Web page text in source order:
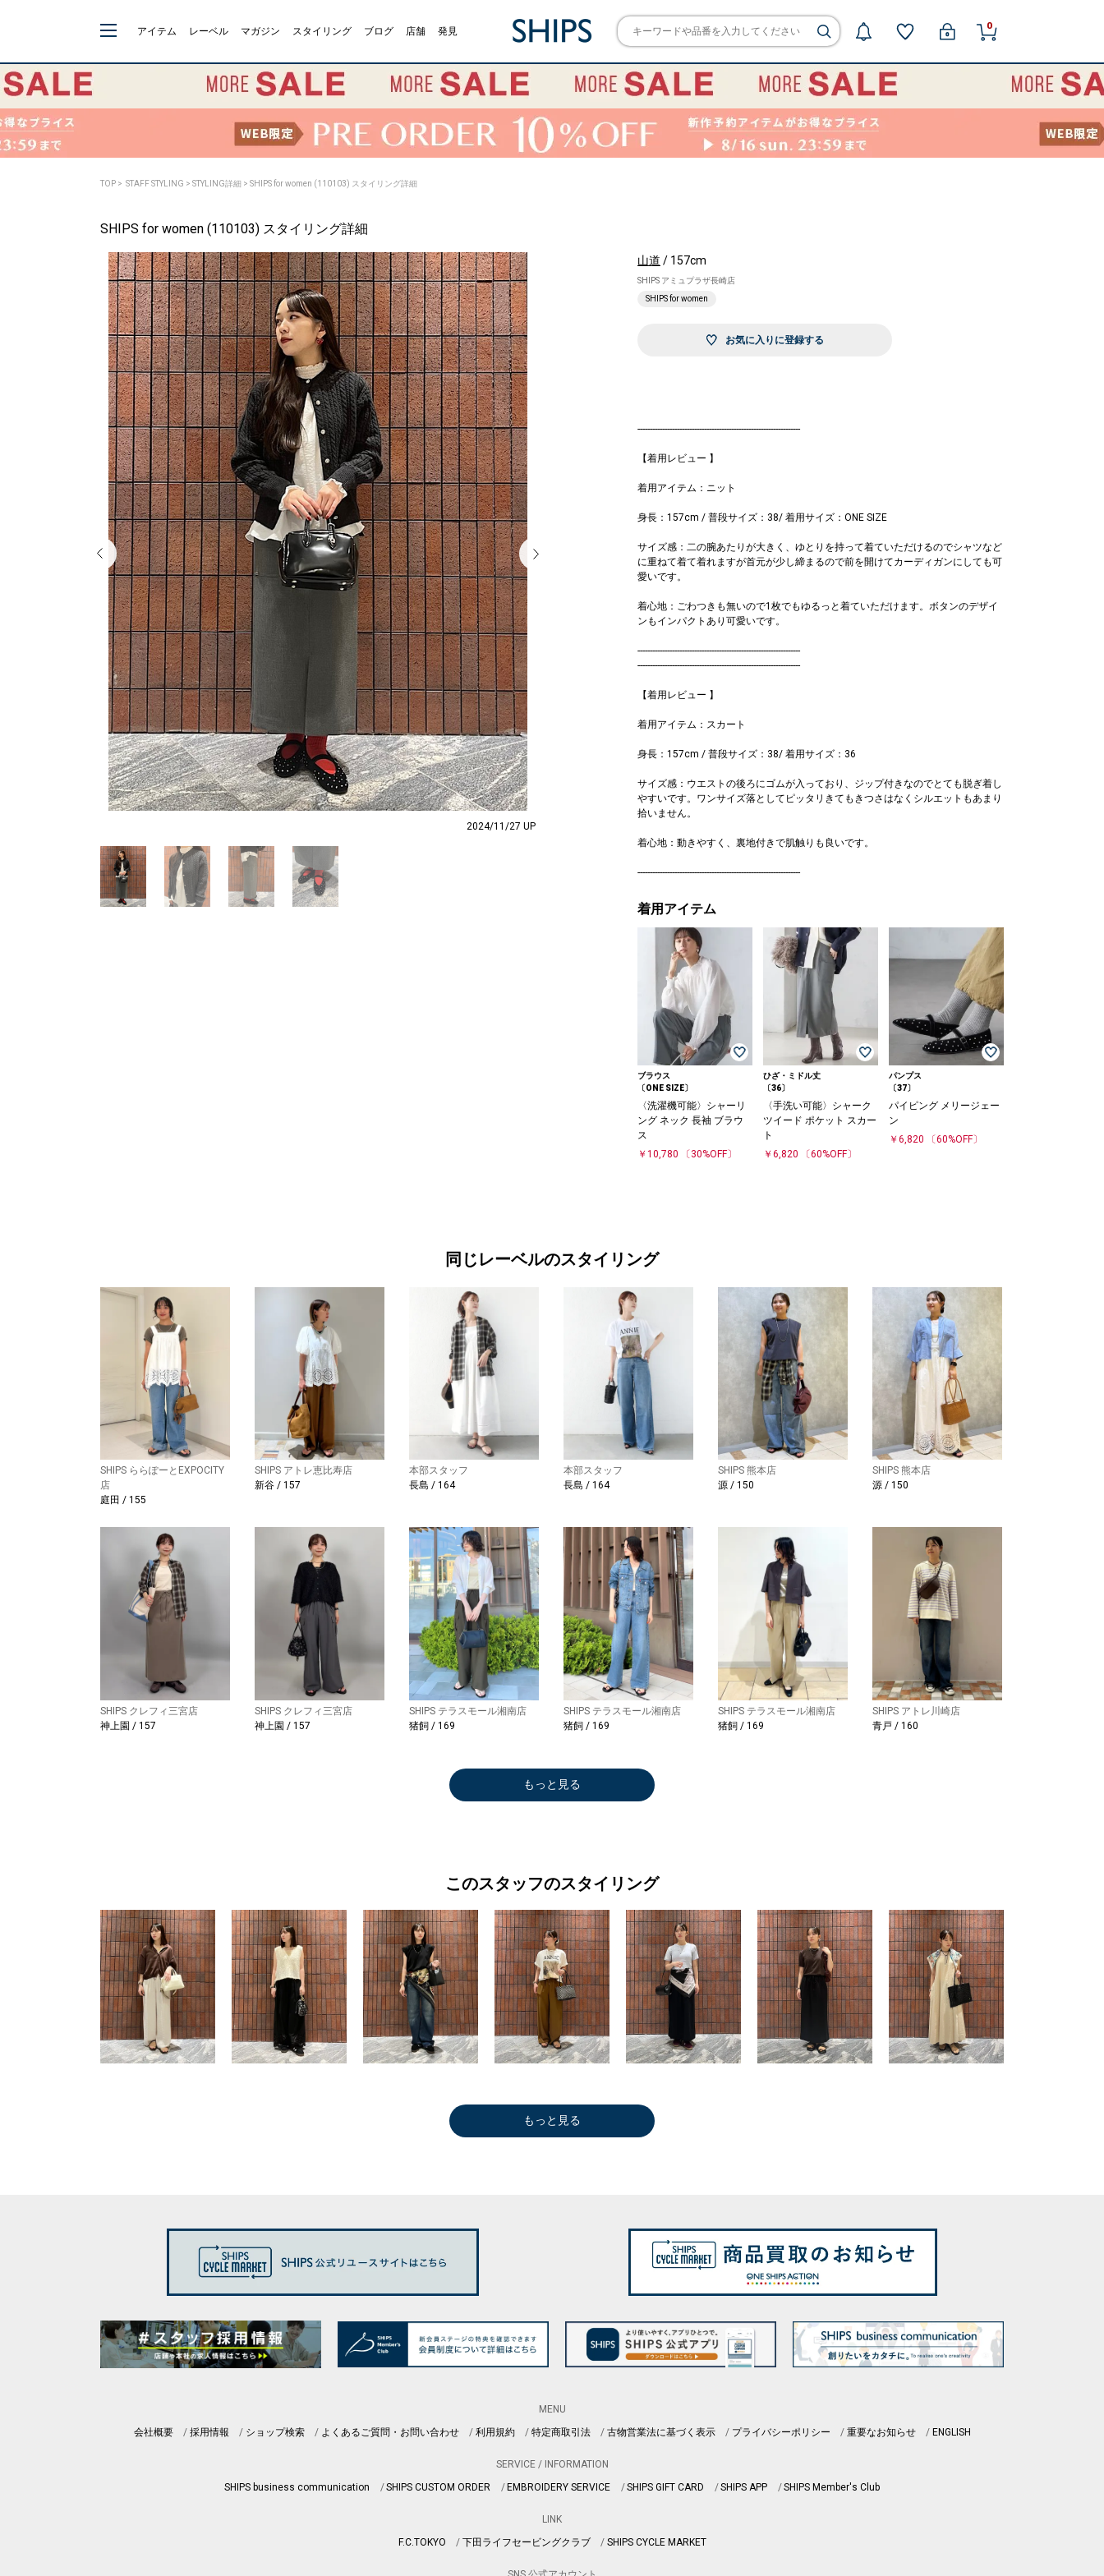
アイテム レーベル マガジン スタイリング ブログ 店舗 発見 0
TOP > STAFF STYLING > STYLING詳細 > SHIPS for women (110103) スタイリング詳細
SHIPS for women (110103) スタイリング詳細
2024/11/27 UP
山道 / 157cm
SHIPS アミュプラザ長崎店
SHIPS for women
お気に入りに登録する
------------------------------------------------------------------
【着用レビュー 】
着用アイテム：ニット
身長：157cm / 普段サイズ：38/ 着用サイズ：ONE SIZE
サイズ感：二の腕あたりが大きく、ゆとりを持って着ていただけるのでシャツなど
に重ねて着て着れますが首元が少し締まるので前を開けてカーディガンにしても可
愛いです。
着心地：ごわつきも無いので1枚でもゆるっと着ていただけます。ボタンのデザイ
ンもインパクトあり可愛いです。
------------------------------------------------------------------
------------------------------------------------------------------
【着用レビュー 】
着用アイテム：スカート
身長：157cm / 普段サイズ：38/ 着用サイズ：36
サイズ感：ウエストの後ろにゴムが入っており、ジップ付きなのでとても脱ぎ着し
すいです。ワンサイズ落としてピッタリきてもきつさはなくシルエットもあまり
拾いません。
着心地：動きやすく、裏地付きで肌触りも良いです。
------------------------------------------------------------------
着用アイテム
ブラウス
〔ONE SIZE〕
〈洗濯機可能〉シャーリ
ング ネック 長袖 ブラウ
ス
￥10,780
〔30%OFF〕
ひざ・ミドル丈
〔36〕
〈手洗い可能〉シャーク
ツイード ポケット スカー
ト
￥6,820
〔60%OFF〕
パンプス
〔37〕
パイピング メリージェー
ン
￥6,820
〔60%OFF〕
同じレーベルのスタイリング
SHIPS ららぽーとEXPOCITY
店
庭田 / 155
SHIPS アトレ恵比寿店
新谷 / 157
本部スタッフ
長島 / 164
本部スタッフ
長島 / 164
SHIPS 熊本店
源 / 150
SHIPS 熊本店
源 / 150
SHIPS クレフィ三宮店
神上園 / 157
SHIPS クレフィ三宮店
神上園 / 157
SHIPS テラスモール湘南店
猪飼 / 169
SHIPS テラスモール湘南店
猪飼 / 169
SHIPS テラスモール湘南店
猪飼 / 169
SHIPS アトレ川崎店
青戸 / 160
もっと見る
このスタッフのスタイリング
もっと見る
MENU
会社概要
採用情報 ショップ検索 よくあるご質問・お問い合わせ 利用規約 特定商取引法 古物営業法に基づく表示 プライバシーポリシー 重要なお知らせ ENGLISH
SERVICE / INFORMATION
SHIPS business communication
SHIPS CUSTOM ORDER EMBROIDERY SERVICE SHIPS GIFT CARD SHIPS APP SHIPS Member's Club
LINK
F.C.TOKYO
下田ライフセービングクラブ SHIPS CYCLE MARKET